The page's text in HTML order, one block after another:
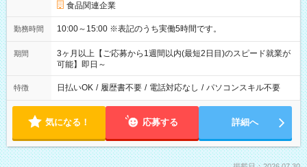
食品関連企業
勤務時間 10:00～15:00 ※表記のうち実働5時間です。
期間
3ヶ月以上【ご応募から1週間以内(最短2日目)のスピード就業が
可能】即日～
特徴 日払いOK / 履歴書不要 / 電話対応なし / パソコンスキル不要
気になる！ 応募する 詳細へ